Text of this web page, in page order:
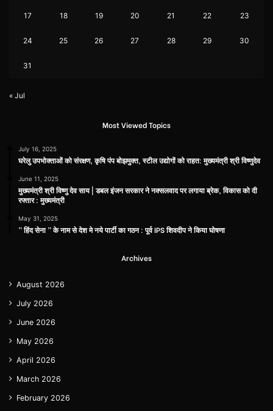
17 18 19 20 21 22 23
24 25 26 27 28 29 30
31
« Jul
Most Viewed Topics
July 16, 2025
घरेलु उपभोक्ताओं को संरक्षण, कृषि पंप बोझमुक्त, स्टील उद्योगों को राहत: मुख्यमंत्री श्री विष्णुदेव
June 11, 2025
मुख्यमंत्री श्री विष्णु देव साय | डबल इंजन सरकार ने नक्सलवाद पर लगाया ब्रेक, विकास को दी
रफ्तार : मुख्यमंत्री
May 31, 2025
” हिंद सेना ” के नाम से देश मे नये पार्टी का गठन : पूर्व IPS शिवदीप ने किया घोषणा
Archives
August 2026
July 2026
June 2026
May 2026
April 2026
March 2026
February 2026